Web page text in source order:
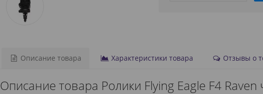
Описание товара Характеристики товара Отзывы о
Описание товара Ролики Flying Eagle F4